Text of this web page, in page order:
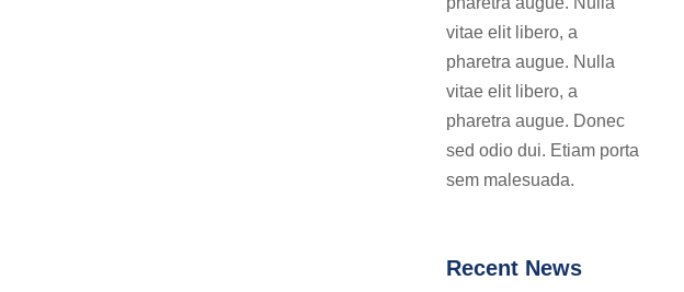
vitae elit libero, a
pharetra augue. Nulla
vitae elit libero, a
pharetra augue. Donec
sed odio dui. Etiam porta
sem malesuada.
Recent News